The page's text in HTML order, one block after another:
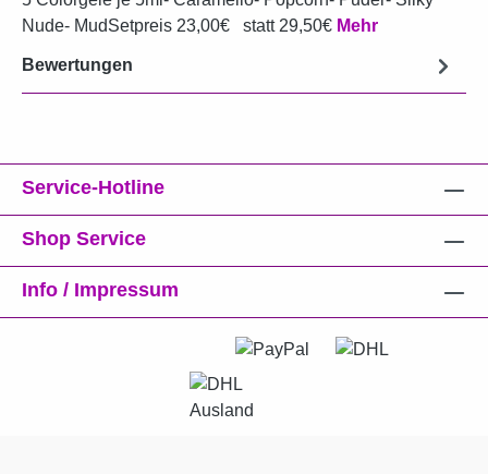
Nude- MudSetpreis 23,00€ statt 29,50€ Mehr
Bewertungen
Service-Hotline
Shop Service
Info / Impressum